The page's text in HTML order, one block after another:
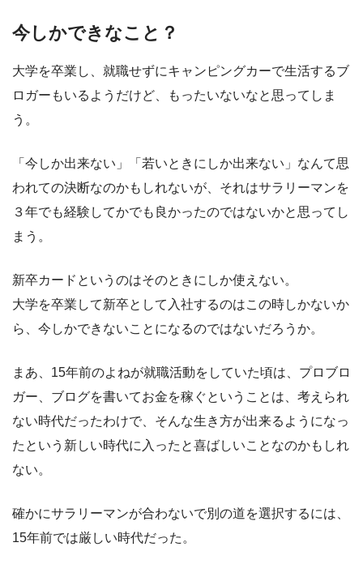
今しかできなこと？
大学を卒業し、就職せずにキャンピングカーで生活するブ
ロガーもいるようだけど、もったいないなと思ってしま
う。
「今しか出来ない」「若いときにしか出来ない」なんて思
われての決断なのかもしれないが、それはサラリーマンを
３年でも経験してかでも良かったのではないかと思ってし
まう。
新卒カードというのはそのときにしか使えない。
大学を卒業して新卒として入社するのはこの時しかないか
ら、今しかできないことになるのではないだろうか。
まあ、15年前のよねが就職活動をしていた頃は、プロブロ
ガー、ブログを書いてお金を稼ぐということは、考えられ
ない時代だったわけで、そんな生き方が出来るようになっ
たという新しい時代に入ったと喜ばしいことなのかもしれ
ない。
確かにサラリーマンが合わないで別の道を選択するには、
15年前では厳しい時代だった。